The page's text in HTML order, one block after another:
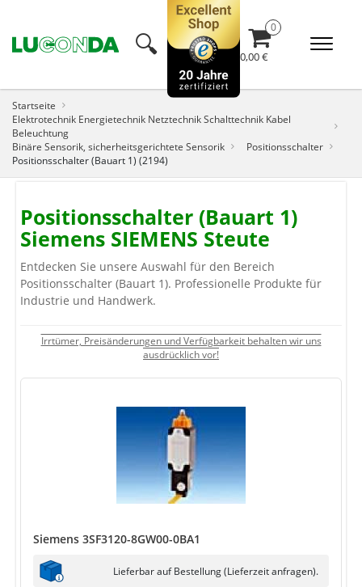
🔍︎ 0,00 €
Startseite
Elektrotechnik Energietechnik Netztechnik Schalttechnik Kabel
Beleuchtung
Binäre Sensorik, sicherheitsgerichtete Sensorik
Positionsschalter
Positionsschalter (Bauart 1) (2194)
Positionsschalter (Bauart 1)
Siemens SIEMENS Steute
Entdecken Sie unsere Auswahl für den Bereich
Positionsschalter (Bauart 1). Professionelle Produkte für
Industrie und Handwerk.
Irrtümer, Preisänderungen und Verfügbarkeit behalten wir uns
ausdrücklich vor!
Siemens 3SF3120-8GW00-0BA1
Lieferbar auf Bestellung (Lieferzeit anfragen).